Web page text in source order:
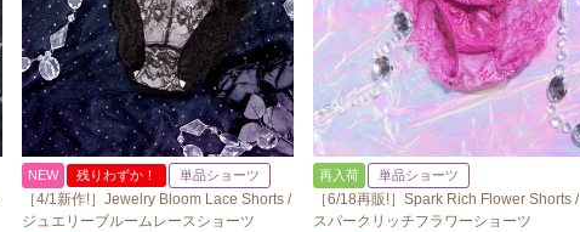
NEW 残りわずか！ 単品ショーツ
［4/1新作!］Jewelry Bloom Lace Shorts /
ジュエリーブルームレースショーツ
再入荷 単品ショーツ
［6/18再販!］Spark Rich Flower Shorts /
スパークリッチフラワーショーツ